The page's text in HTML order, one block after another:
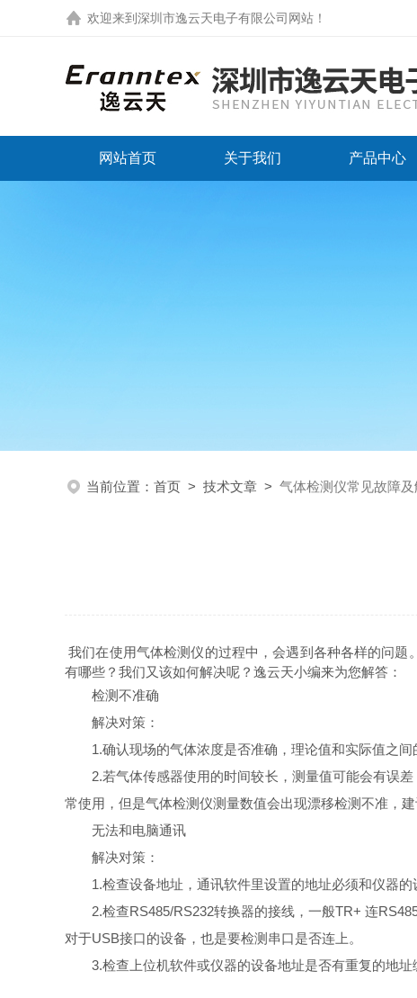
欢迎来到 深圳市逸云天电子有限公司网站 ！
网站首页 关于我们 产品中心
当前位置： 首页 > 技术文章 > 气体检测仪常见故障
我们在使用气体检测仪的过程中，会遇到各种各样的问
有哪些？我们又该如何解决呢？逸云天小编来为您解答：
检测不准确
解决对策：
1.确认现场的气体浓度是否准确，理论值和实际值之
2.若气体传感器使用的时间较长，测量值可能会有误
常使用，但是气体检测仪测量数值会出现漂移检测不准，建
无法和电脑通讯
解决对策：
1.检查设备地址，通讯软件里设置的地址必须和仪器的
2.检查RS485/RS232转换器的接线，一般TR+ 连
对于USB接口的设备，也是要检测串口是否连上。
3.检查上位机软件或仪器的设备地址是否有重复的地址